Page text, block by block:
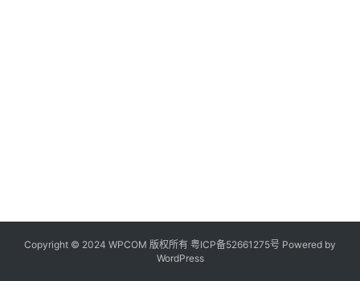
Copyright © 2024 WPCOM 版权所有 粤ICP备52661275号 Powered by
WordPress